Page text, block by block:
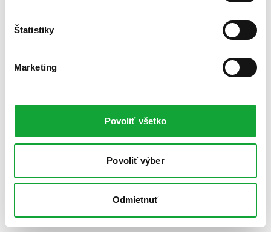
Štatistiky
Marketing
Povoliť všetko
Povoliť výber
Odmietnuť